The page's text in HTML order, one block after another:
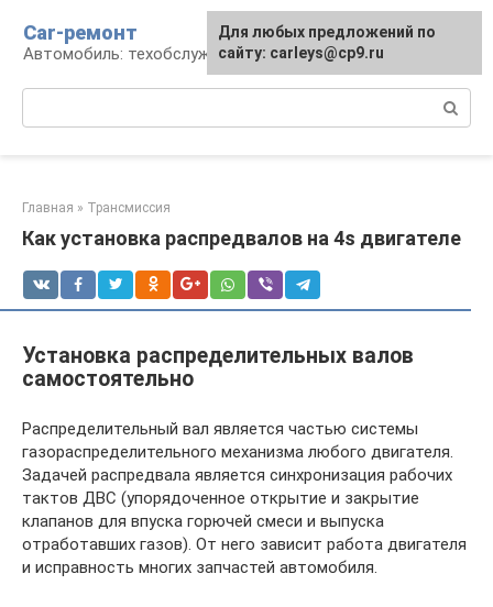
контенту
Car-ремонт
Автомобиль: техобслуживание и ремонт
Главная » Трансмиссия
Как установка распредвалов на 4s двигателе
Установка распределительных валов
самостоятельно
Распределительный вал является частью системы
газораспределительного механизма любого двигателя.
Задачей распредвала является синхронизация рабочих
тактов ДВС (упорядоченное открытие и закрытие
клапанов для впуска горючей смеси и выпуска
отработавших газов). От него зависит работа двигателя
и исправность многих запчастей автомобиля.
Для любых предложений по
сайту: carleys@cp9.ru